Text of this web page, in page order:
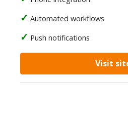
Automated workflows
Push notifications
Visit